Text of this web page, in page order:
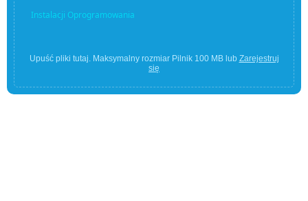
Instalacji Oprogramowania
Upuść pliki tutaj. Maksymalny rozmiar Pilnik 100 MB lub Zarejestruj
się